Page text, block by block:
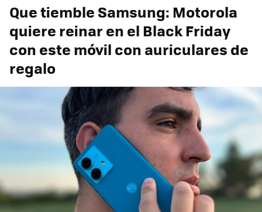
Que tiemble Samsung: Motorola
quiere reinar en el Black Friday
con este móvil con auriculares de
regalo